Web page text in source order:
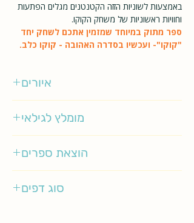
באמצעות לשוניות הזזה הקטנטנים מגלים הפתעות
וחוויות ראשוניות של משחק הקוקו.
ספר מתוק במיוחד שמזמין אתכם לשחק יחד
"קוקו"- ועכשיו בסדרה האהובה - קוקו כלב.
איורים
מומלץ לגילאי
הוצאת ספרים
סוג דפים